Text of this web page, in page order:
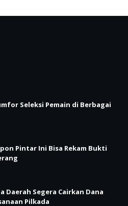
Seleksi Pemain di Berbagai
Pintar Ini Bisa Rekam Bukti
Daerah Segera Cairkan Dana
Pilkada